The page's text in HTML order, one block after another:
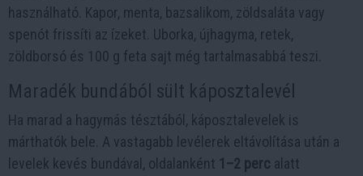
használható. Kapor, menta, bazsalikom, zöldsaláta vagy
spenót frissíti az ízeket. Uborka, újhagyma, retek,
zöldborsó és 100 g feta sajt még tartalmasabbá teszi.
Maradék bundából sült káposztalevél
Ha marad a hagymás tésztából, káposztalevelek is
márthatók bele. A vastagabb levélerek eltávolítása után a
levelek kevés bundával, oldalanként 1–2 perc alatt